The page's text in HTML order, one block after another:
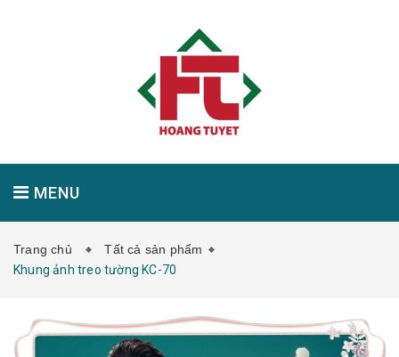
MENU
GIỚI THIỆU SẢN PHẨM
Trang chủ
Tất cả sản phẩm
Khung ảnh treo tường KC-70